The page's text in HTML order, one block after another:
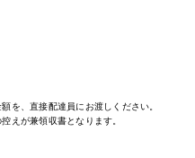
を、直接配達員にお渡しください。
えが兼領収書となります。